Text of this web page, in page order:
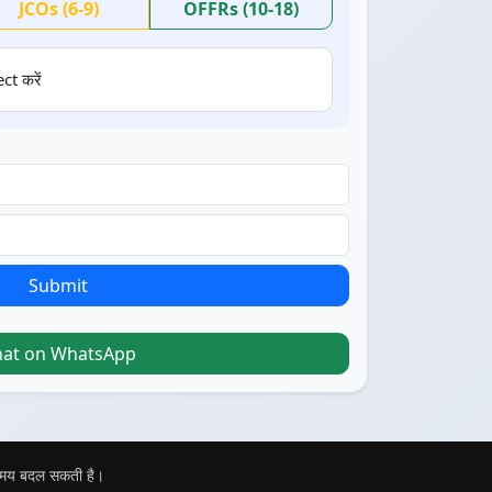
JCOs (6-9) OFFRs (10-18)
करें
Submit
on WhatsApp
बदल सकती है।